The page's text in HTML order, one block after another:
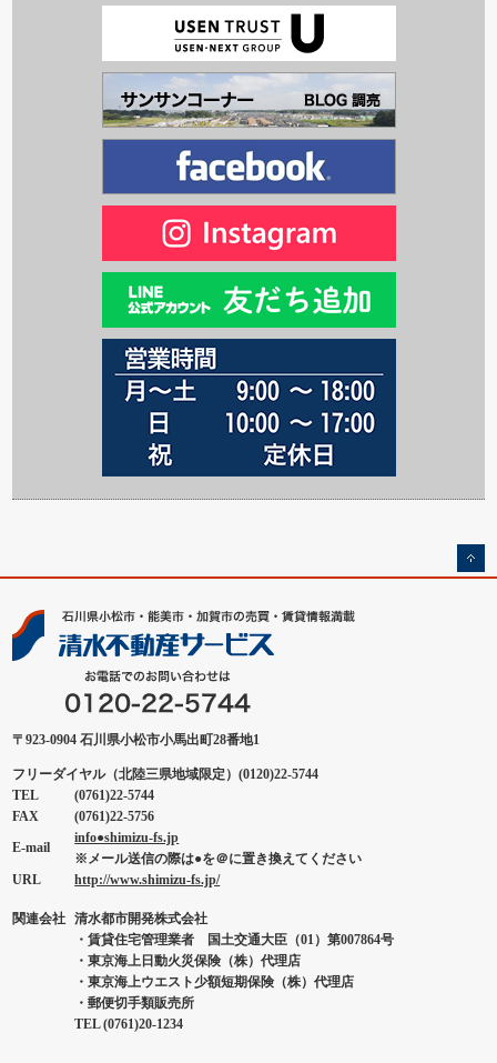
〒923-0904 石川県小松市小馬出町28番地1
フリーダイヤル（北陸三県地域限定）(0120)22-5744
TEL
(0761)22-5744
FAX
(0761)22-5756
E-mail
info●shimizu-fs.jp
※メール送信の際は●を＠に置き換えてください
URL
http://www.shimizu-fs.jp/
関連会社 清水都市開発株式会社
・賃貸住宅管理業者 国土交通大臣（01）第007864号
・東京海上日動火災保険（株）代理店
・東京海上ウエスト少額短期保険（株）代理店
・郵便切手類販売所
TEL (0761)20-1234